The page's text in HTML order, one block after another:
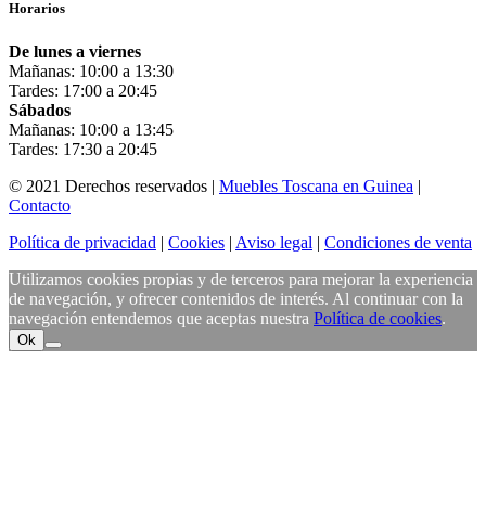
Horarios
De lunes a viernes
Mañanas: 10:00 a 13:30
Tardes: 17:00 a 20:45
Sábados
Mañanas: 10:00 a 13:45
Tardes: 17:30 a 20:45
© 2021 Derechos reservados | Muebles Toscana en Guinea |
Contacto
Política de privacidad | Cookies | Aviso legal | Condiciones de venta
Utilizamos cookies propias y de terceros para mejorar la experiencia
de navegación, y ofrecer contenidos de interés. Al continuar con la
navegación entendemos que aceptas nuestra Política de cookies.
Ok